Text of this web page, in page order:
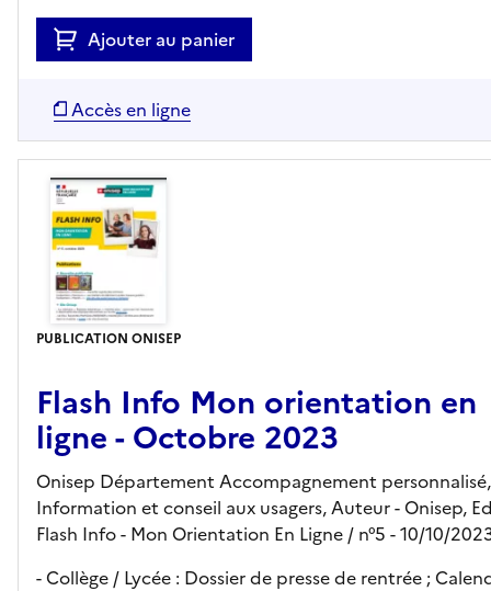
Ajouter au panier
Accès en ligne
PUBLICATION ONISEP
Flash Info Mon orientation en
ligne - Octobre 2023
Onisep Département Accompagnement personnalisé,
Information et conseil aux usagers, Auteur - Onisep,
Flash Info - Mon Orientation En Ligne / n°5 - 10/10/
- Collège / Lycée : Dossier de presse de rentrée ;